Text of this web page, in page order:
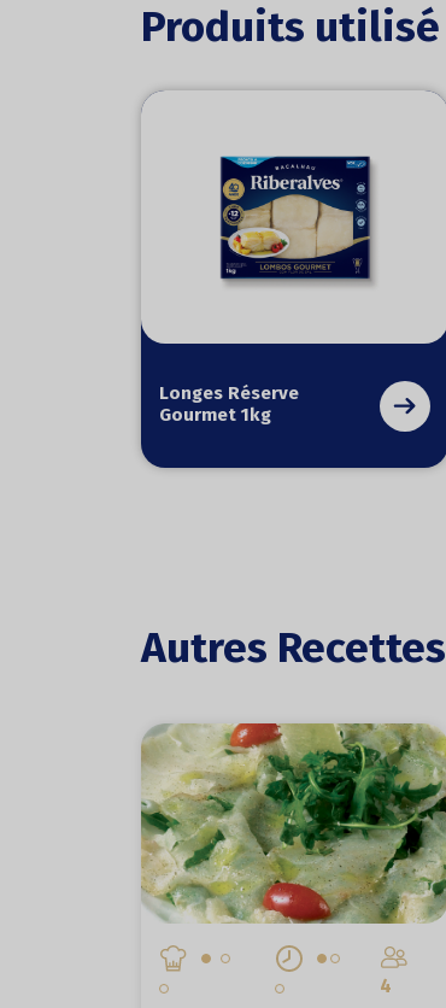
Produits utilisé
Longes Réserve
Gourmet 1kg
Autres Recettes
4